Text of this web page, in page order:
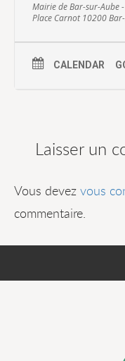
Mairie de Bar-sur-Aube
Place Carnot 10200
CALENDAR
Laisser un
Vous devez vous
commentaire.